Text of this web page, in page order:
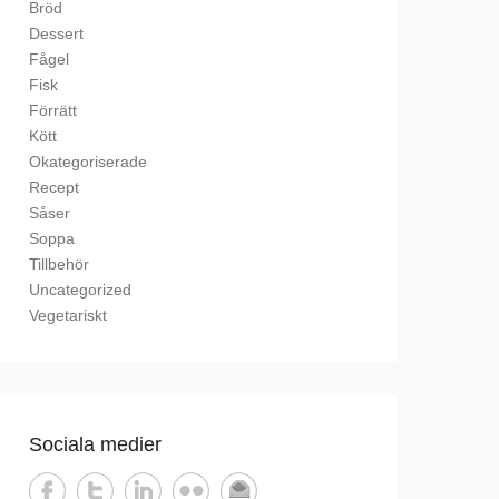
Bröd
Dessert
Fågel
Fisk
Förrätt
Kött
Okategoriserade
Recept
Såser
Soppa
Tillbehör
Uncategorized
Vegetariskt
Sociala medier